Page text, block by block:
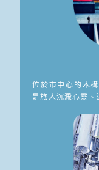
位於市中心的木
是旅人沉澱心靈、